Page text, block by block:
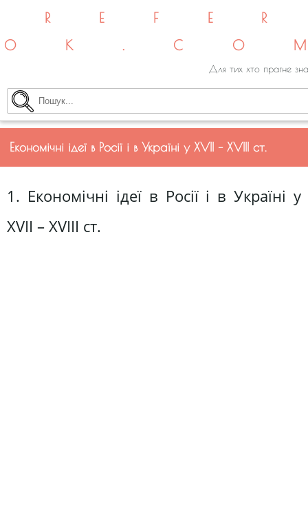
Для тих хто прагне
Економічні ідеї в Росії і в Україні у ХVII – XVIII ст.
1. Економічні ідеї в Росії і в Україні у
XVII – XVIII ст.